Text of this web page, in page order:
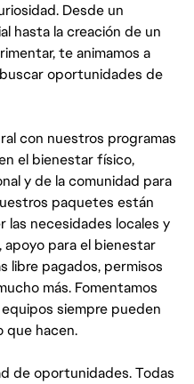
Desde un
hasta la creación de un
te animamos a
oportunidades de
con nuestros programas
el bienestar físico,
y de la comunidad para
paquetes están
las necesidades locales y
para el bienestar
libre pagados, permisos
más. Fomentamos
siempre pueden
que hacen.
de oportunidades. Todas